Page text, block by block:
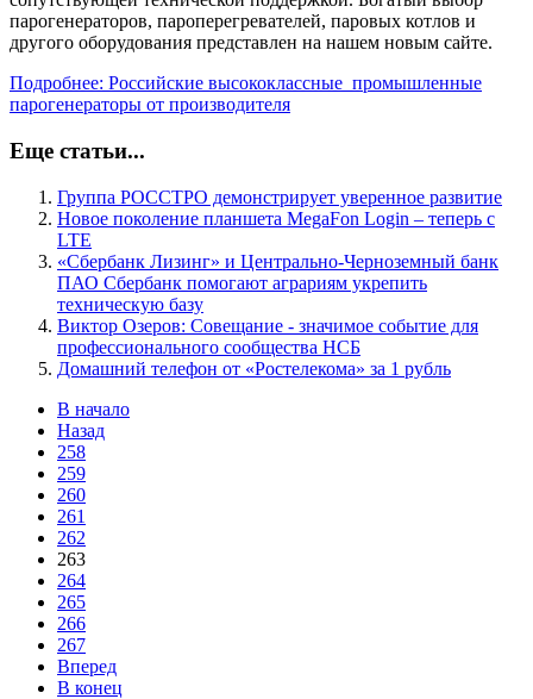
парогенераторов, пароперегревателей, паровых котлов и
другого оборудования представлен на нашем новым сайте.
Подробнее: Российские высококлассные промышленные
парогенераторы от производителя
Еще статьи...
Группа РОССТРО демонстрирует уверенное развитие
Новое поколение планшета MegaFon Login – теперь с
LTE
«Сбербанк Лизинг» и Центрально-Черноземный банк
ПАО Сбербанк помогают аграриям укрепить
техническую базу
Виктор Озеров: Совещание - значимое событие для
профессионального сообщества НСБ
Домашний телефон от «Ростелекома» за 1 рубль
В начало
Назад
258
259
260
261
262
263
264
265
266
267
Вперед
В конец